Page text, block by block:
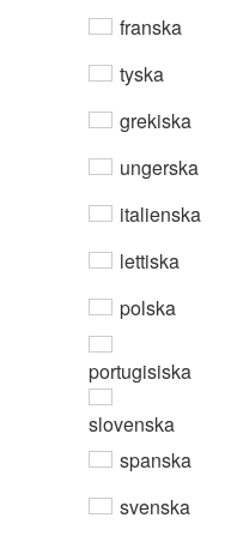
franska
tyska
grekiska
ungerska
italienska
lettiska
polska
portugisiska
slovenska
spanska
svenska